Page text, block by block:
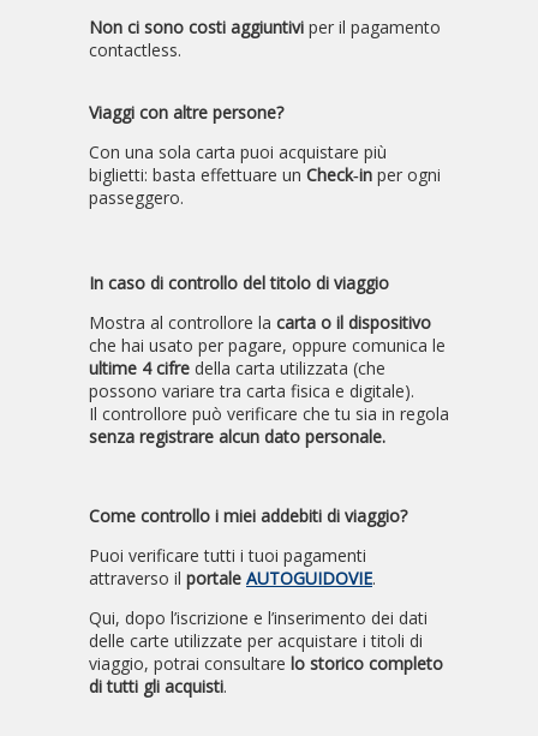
Non ci sono costi aggiuntivi per il pagamento
contactless.
Viaggi con altre persone?
Con una sola carta puoi acquistare più
biglietti: basta effettuare un Check‑in per ogni
passeggero.
In caso di controllo del titolo di viaggio
Mostra al controllore la carta o il dispositivo
che hai usato per pagare, oppure comunica le
ultime 4 cifre della carta utilizzata (che
possono variare tra carta fisica e digitale).
Il controllore può verificare che tu sia in regola
senza registrare alcun dato personale.
Come controllo i miei addebiti di viaggio?
Puoi verificare tutti i tuoi pagamenti
attraverso il portale AUTOGUIDOVIE.
Qui, dopo l’iscrizione e l’inserimento dei dati
delle carte utilizzate per acquistare i titoli di
viaggio, potrai consultare lo storico completo
di tutti gli acquisti.